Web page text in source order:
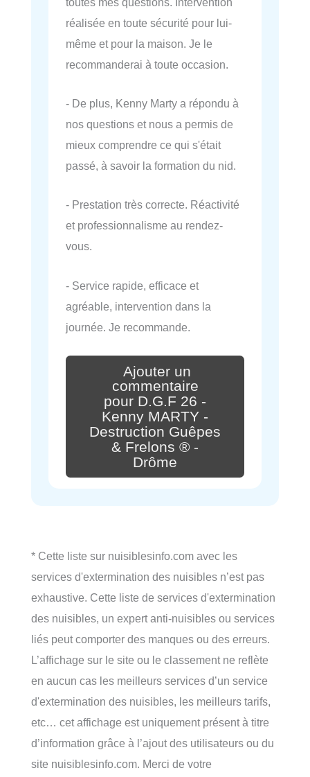
réalisée en toute sécurité pour lui-
même et pour la maison. Je le
recommanderai à toute occasion.
- De plus, Kenny Marty a répondu à
nos questions et nous a permis de
mieux comprendre ce qui s'était
passé, à savoir la formation du nid.
- Prestation très correcte. Réactivité
et professionnalisme au rendez-
vous.
- Service rapide, efficace et
agréable, intervention dans la
journée. Je recommande.
Ajouter un
commentaire
pour D.G.F 26 -
Kenny MARTY -
Destruction Guêpes
& Frelons ® -
Drôme
* Cette liste sur nuisiblesinfo.com avec les
services d'extermination des nuisibles n’est pas
exhaustive. Cette liste de services d'extermination
des nuisibles, un expert anti-nuisibles ou services
liés peut comporter des manques ou des erreurs.
L’affichage sur le site ou le classement ne reflète
en aucun cas les meilleurs services d’un service
d'extermination des nuisibles, les meilleurs tarifs,
etc… cet affichage est uniquement présent à titre
d’information grâce à l’ajout des utilisateurs ou du
site nuisiblesinfo.com. Merci de votre